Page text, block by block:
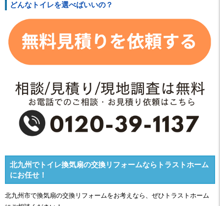
どんなトイレを選べばいいの？
北九州でトイレ換気扇の交換リフォームならトラストホーム
にお任せ！
北九州市で換気扇の交換リフォームをお考えなら、ぜひトラストホーム